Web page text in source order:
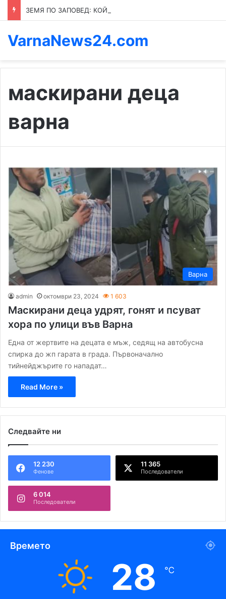
VarnaNews24.com
маскирани деца
варна
Варна
admin октомври 23, 2024 1 603
Маскирани деца удрят, гонят и псуват
хора по улици във Варна
Една от жертвите на децата е мъж, седящ на автобусна
спирка до жп гарата в града. Първоначално
тийнейджърите го нападат…
Read More »
Следвайте ни
12 230
Фенове
11 365
Последователи
6 014
Последователи
Времето
28 ℃